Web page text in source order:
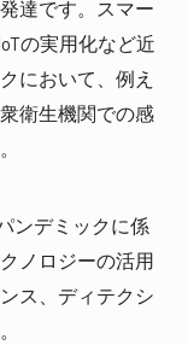
達です。スマー
の実用化など近
において、例え
衛生機関での感
ンデミックに係
ノロジーの活用
ス、ディテクシ